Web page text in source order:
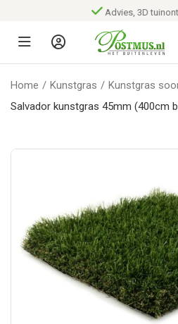
Advies, 3D
Home / Kunstgras / Kunstgras
Salvador kunstgras 45mm (400cm